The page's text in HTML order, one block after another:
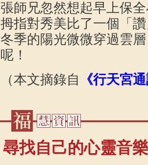
張師兄忽然想起早上保
拇指對秀美比了一個「
冬季的陽光微微穿過雲
呢！
（本文摘錄自
《行天宮
尋找自己的心靈音